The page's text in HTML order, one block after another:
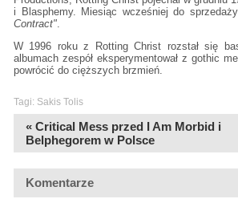
i Blasphemy. Miesiąc wcześniej do
Contract".
W 1996 roku z Rotting Christ rozstał się
albumach zespół eksperymentował z gothic
powrócić do cięższych brzmień.
Tagi: Sakis Tolis
« Critical Mess przed I Am Morbid i
Belphegorem w Polsce
Komentarze